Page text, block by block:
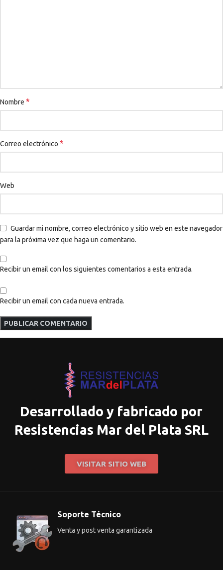
Nombre *
Correo electrónico *
Web
Guardar mi nombre, correo electrónico y sitio web en este navegador
para la próxima vez que haga un comentario.
Recibir un email con los siguientes comentarios a esta entrada.
Recibir un email con cada nueva entrada.
Desarrollado y fabricado por
Resistencias Mar del Plata SRL
VISITAR SITIO WEB
Soporte Técnico
Venta y post venta garantizada